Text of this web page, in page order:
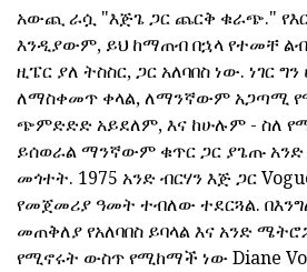
አውጪ ራሷ "እጅጌ ጋር ጨርቅ ቁራጭ."
እንዲያውም, ይህ ከማጠብ በኋላ የተመቸ
ዚፔር ያለ ትስስር, ጋር አለባበስ ነው. ነገር
ለማስቀመጥ ቀላል, ለማንኛውም አጋጣሚ
ጭምድድድ አይደለም, እና ከሁሉም - ስለ
ይሰወራል ማንኛውም ቁጥር ጋር ያጌጡ አንድ
መጎተት. 1975 አንድ ብርሃን እጅ ጋር
የመጀመሪያ ዓመት ተብለው ተደርጓል.
መጠቅለያ የአለባበስ ይባላል እና አንድ
የሚኖሩት ውስጥ የሚከማች ነው Diane